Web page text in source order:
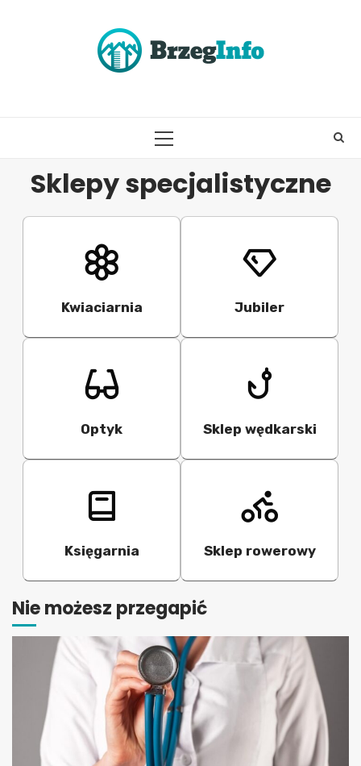
PRIMARY
Sklepy specjalistyczne
Kwiaciarnia Jubiler
Optyk Sklep wędkarski
Księgarnia Sklep rowerowy
Nie możesz przegapić